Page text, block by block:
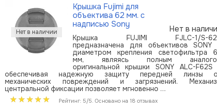
Нет в
Крышка Fujimi для
объектива 62 мм. с
надписью Sony
Крышка FUJIMI FJLC-1/S-
предназначена для объективов SONY
диаметром крепления светофильтра
мм, являясь полным
оригинальной крышки SONY ALC-F62S
обеспечивая надежную защиту передней линзы
механических повреждений и загрязнений.
центральной фиксации позволяет мгновенно …
Рейтинг: 5/5. Основано на 18 отзывах